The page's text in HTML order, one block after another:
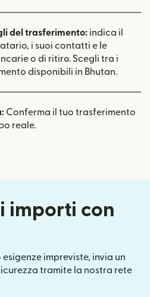
del trasferimento: indica il
i suoi contatti e le
o di ritiro. Scegli tra i
disponibili in Bhutan.
Conferma il tuo trasferimento
reale.
importi con
impreviste, invia un
tramite la nostra rete